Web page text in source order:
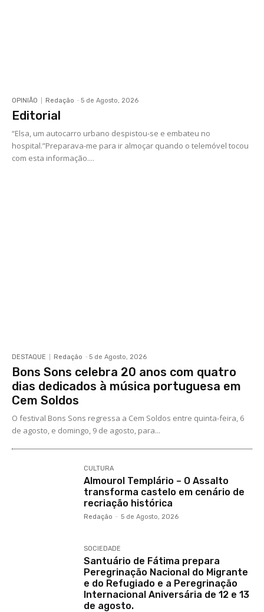
OPINIÃO Redação - 5 de Agosto, 2026
Editorial
“Elsa, um autocarro urbano despistou-se e embateu no
hospital.”Preparava-me para ir almoçar quando o telemóvel tocou
com esta informação....
DESTAQUE Redação - 5 de Agosto, 2026
Bons Sons celebra 20 anos com quatro
dias dedicados à música portuguesa em
Cem Soldos
O festival Bons Sons regressa a Cem Soldos entre quinta-feira, 6
de agosto, e domingo, 9 de agosto, para...
CULTURA
Almourol Templário – O Assalto
transforma castelo em cenário de
recriação histórica
Redação - 5 de Agosto, 2026
SOCIEDADE
Santuário de Fátima prepara
Peregrinação Nacional do Migrante
e do Refugiado e a Peregrinação
Internacional Aniversária de 12 e 13
de agosto.